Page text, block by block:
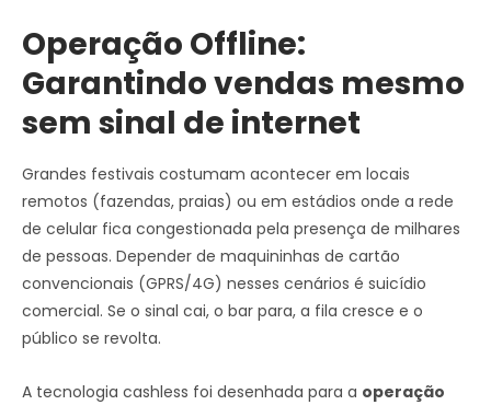
Operação Offline:
Garantindo vendas mesmo
sem sinal de internet
Grandes festivais costumam acontecer em locais
remotos (fazendas, praias) ou em estádios onde a rede
de celular fica congestionada pela presença de milhares
de pessoas. Depender de maquininhas de cartão
convencionais (GPRS/4G) nesses cenários é suicídio
comercial. Se o sinal cai, o bar para, a fila cresce e o
público se revolta.
A tecnologia cashless foi desenhada para a operação